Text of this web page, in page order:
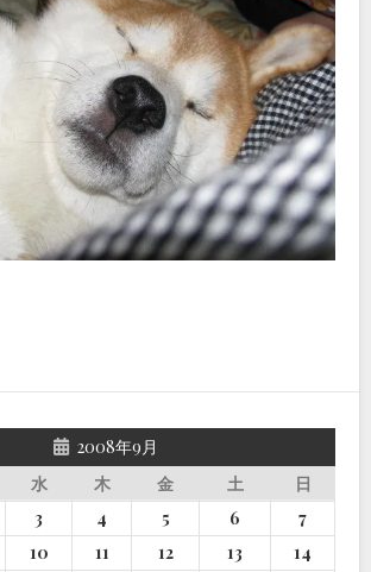
2008年9月
水 木 金 土
日
3 4 5 6
7
10 11 12 13
14